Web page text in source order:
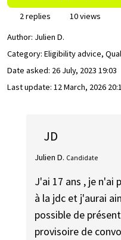
2 replies
10 views
Author: Julien D.
Category: Eligibility advice,
Date asked: 26 July, 2023 19:03
Last update: 12 March, 2026
JD
Julien D. Candidate
J'ai 17 ans , je n'ai
à la jdc et j'aurai
possible de
provisoire de